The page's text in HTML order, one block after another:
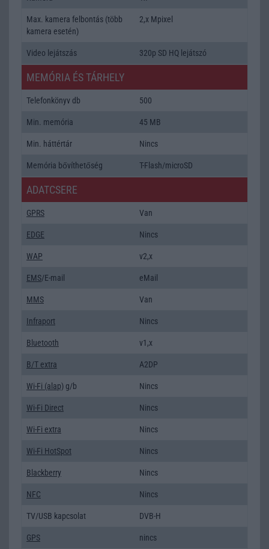
Max. kamera felbontás (több
kamera esetén)
2,x Mpixel
Video lejátszás 320p SD HQ lejátszó
MEMÓRIA ÉS TÁRHELY
Telefonkönyv db 500
Min. memória 45 MB
Min. háttértár Nincs
Memória bővíthetőség T-Flash/microSD
ADATCSERE
GPRS Van
EDGE Nincs
WAP v2,x
EMS/E-mail eMail
MMS Van
Infraport Nincs
Bluetooth v1,x
B/T extra A2DP
Wi-Fi (alap) g/b Nincs
Wi-Fi Direct Nincs
Wi-Fi extra Nincs
Wi-Fi HotSpot Nincs
Blackberry Nincs
NFC Nincs
TV/USB kapcsolat DVB-H
GPS nincs